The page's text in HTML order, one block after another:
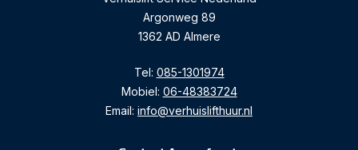
Argonweg 89
1362 AD Almere
Tel: 085-1301974
Mobiel: 06-48383724
Email: info@verhuislifthuur.nl